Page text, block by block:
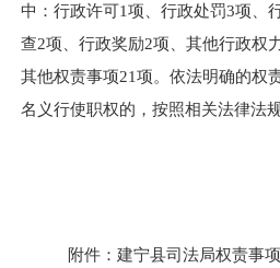
中：行政许可1项、 行政处罚3项、
查2项 行政奖励2项、其他行政权
其他权责事项21项。依法明确的权
名义行使职权的，按照相关法律法
附件：建宁县司法局权责事